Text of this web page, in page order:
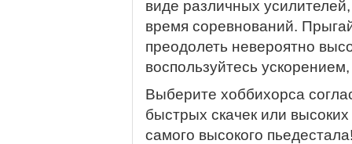
виде различных
время соревнований.
преодолеть невероятно
воспользуйтесь
Выберите хоббихорса
быстрых скачек или
самого высокого